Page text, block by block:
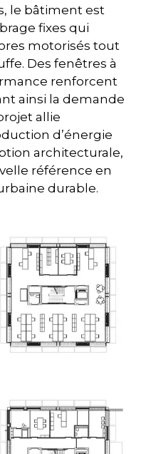
le bâtiment est
fixes qui
motorisés tout
Des fenêtres à
renforcent
ainsi la demande
allie
d’énergie
architecturale,
référence en
durable.